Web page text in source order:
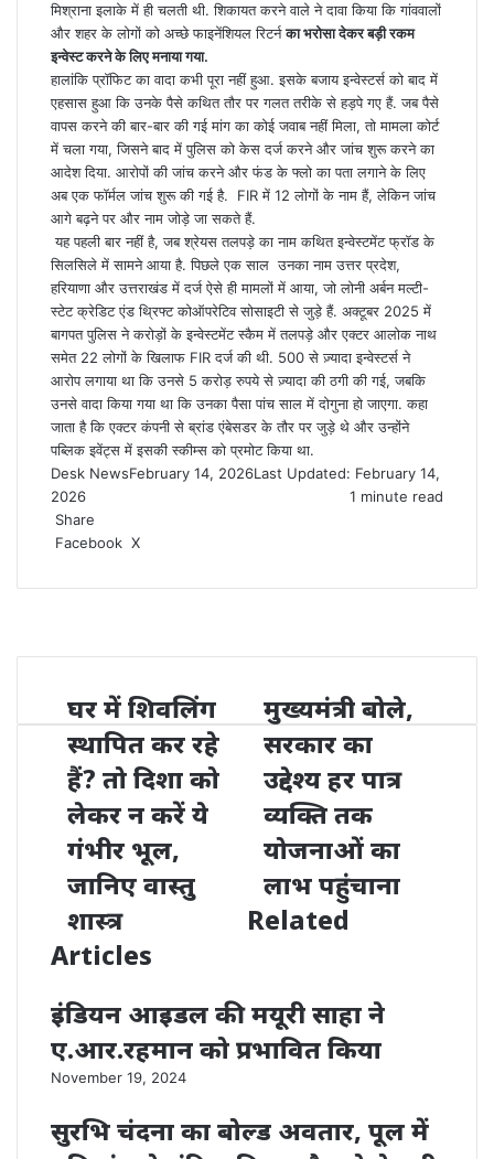
मिश्राना इलाके में ही चलती थी. शिकायत करने वाले ने दावा किया कि गांववालों
और शहर के लोगों को अच्छे फाइनेंशियल रिटर्नका भरोसा देकर बड़ी रकम
इन्वेस्ट करने के लिए मनाया गया.
हालांकि प्रॉफिट का वादा कभी पूरा नहीं हुआ. इसके बजाय इन्वेस्टर्स को बाद में
एहसास हुआ कि उनके पैसे कथित तौर पर गलत तरीके से हड़पे गए हैं. जब पैसे
वापस करने की बार-बार की गई मांग का कोई जवाब नहीं मिला, तो मामला कोर्ट
में चला गया, जिसने बाद में पुलिस को केस दर्ज करने और जांच शुरू करने का
आदेश दिया. आरोपों की जांच करने और फंड के फ्लो का पता लगाने के लिए
अब एक फॉर्मल जांच शुरू की गई है. FIR में 12 लोगों के नाम हैं, लेकिन जांच
आगे बढ़ने पर और नाम जोड़े जा सकते हैं.
यह पहली बार नहीं है, जब श्रेयस तलपड़े का नाम कथित इन्वेस्टमेंट फ्रॉड के
सिलसिले में सामने आया है. पिछले एक साल उनका नाम उत्तर प्रदेश,
हरियाणा और उत्तराखंड में दर्ज ऐसे ही मामलों में आया, जो लोनी अर्बन मल्टी-
स्टेट क्रेडिट एंड थ्रिफ्ट कोऑपरेटिव सोसाइटी से जुड़े हैं. अक्टूबर 2025 में
बागपत पुलिस ने करोड़ों के इन्वेस्टमेंट स्कैम में तलपड़े और एक्टर आलोक नाथ
समेत 22 लोगों के खिलाफ FIR दर्ज की थी. 500 से ज़्यादा इन्वेस्टर्स ने
आरोप लगाया था कि उनसे 5 करोड़ रुपये से ज़्यादा की ठगी की गई, जबकि
उनसे वादा किया गया था कि उनका पैसा पांच साल में दोगुना हो जाएगा. कहा
जाता है कि एक्टर कंपनी से ब्रांड एंबेसडर के तौर पर जुड़े थे और उन्होंने
पब्लिक इवेंट्स में इसकी स्कीम्स को प्रमोट किया था.
Desk NewsFebruary 14, 2026Last Updated: February 14,
2026
1 minute read
Share
Facebook X
Email
घर में शिवलिंग
स्थापित कर रहे
हैं? तो दिशा को
लेकर न करें ये
गंभीर भूल,
जानिए वास्तु
शास्त्र
मुख्यमंत्री बोले,
सरकार का
उद्देश्य हर पात्र
व्यक्ति तक
योजनाओं का
लाभ पहुंचाना
Related
Articles
इंडियन आइडल की मयूरी साहा ने
ए.आर.रहमान को प्रभावित किया
November 19, 2024
सुरभि चंदना का बोल्ड अवतार, पूल में